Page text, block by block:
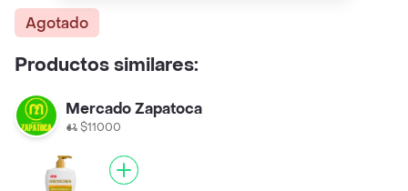
Agotado
Productos similares:
Mercado Zapatoca
$11000